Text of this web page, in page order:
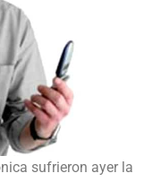
sufrieron ayer la